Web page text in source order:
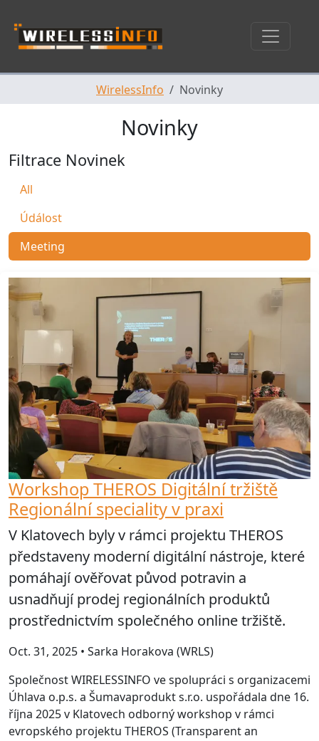
WirelessInfo Novinky
Novinky
Filtrace Novinek
All
Údálost
Meeting
Workshop THEROS Digitální tržiště
Regionální speciality v praxi
V Klatovech byly v rámci projektu THEROS
představeny moderní digitální nástroje, které
pomáhají ověřovat původ potravin a
usnadňují prodej regionálních produktů
prostřednictvím společného online tržiště.
Oct. 31, 2025 • Sarka Horakova (WRLS)
Společnost WIRELESSINFO ve spolupráci s organizacemi
Úhlava o.p.s. a Šumavaprodukt s.r.o. uspořádala dne 16.
října 2025 v Klatovech odborný workshop v rámci
evropského projektu THEROS (Transparent an